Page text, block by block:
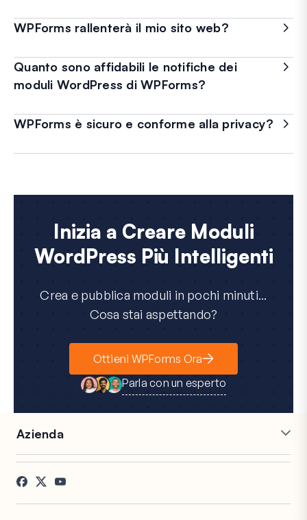
WPForms rallenterà il mio sito web?
Quanto sono affidabili le notifiche dei
moduli WordPress di WPForms?
WPForms è sicuro e conforme alla privacy?
Inizia a Creare Moduli
WordPress Più Intelligenti
Crea e pubblica moduli in pochi minuti...
Cosa stai aspettando?
Ottieni WPForms Ora
Parla con un esperto
Azienda
Carriere
Testimonianze
Affiliati